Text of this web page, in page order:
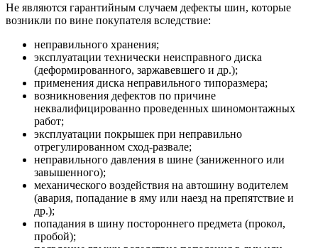
Не являются гарантийным случаем дефекты шин, которые
возникли по вине покупателя вследствие:
неправильного хранения;
эксплуатации технически неисправного диска
(деформированного, заржавевшего и др.);
применения диска неправильного типоразмера;
возникновения дефектов по причине
неквалифицированно проведенных шиномонтажных
работ;
эксплуатации покрышек при неправильно
отрегулированном сход-развале;
неправильного давления в шине (заниженного или
завышенного);
механического воздействия на автошину водителем
(авария, попадание в яму или наезд на препятствие и
др.);
попадания в шину постороннего предмета (прокол,
пробой);